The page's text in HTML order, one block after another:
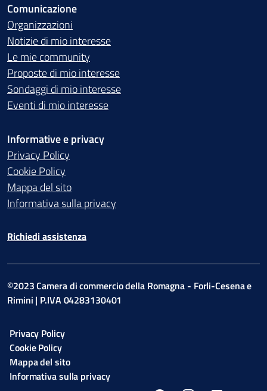
Comunicazione
Organizzazioni
Notizie di mio interesse
Le mie community
Proposte di mio interesse
Sondaggi di mio interesse
Eventi di mio interesse
Informative e privacy
Privacy Policy
Cookie Policy
Mappa del sito
Informativa sulla privacy
Richiedi assistenza
©2023 Camera di commercio della Romagna - Forli-Cesena e
Rimini | P.IVA 04283130401
Privacy Policy
Cookie Policy
Mappa del sito
Informativa sulla privacy